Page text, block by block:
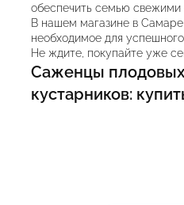
обеспечить семью свежими
В нашем магазине в
необходимое для
Не ждите, покупайте уже
Саженцы
кустарников: